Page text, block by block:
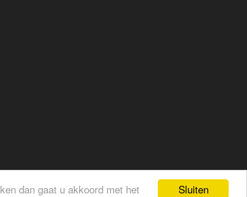
Sluiten
dan gaat u akkoord met het